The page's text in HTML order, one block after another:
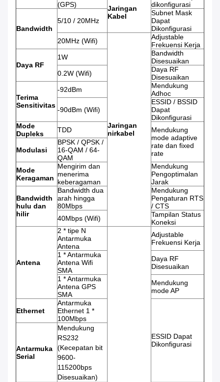
(GPS)
Jaringan
Kabel
dikonfigurasi
Bandwidth
5/10 / 20MHz
Subnet Mask
Dapat
Dikonfigurasi
20MHz (Wifi)
Jaringan
nirkabel
Adjustable
Frekuensi Kerja
Daya RF
1W
Bandwidth
Disesuaikan
0.2W (Wifi)
Daya RF
Disesuaikan
Terima
Sensitivitas
-92dBm
Mendukung
Adhoc
-90dBm (Wifi)
ESSID / BSSID
Dapat
Dikonfigurasi
Mode
Dupleks
TDD
Mendukung
mode adaptive
rate dan fixed
rate
Modulasi
BPSK / QPSK /
16-QAM / 64-
QAM
Mode
Keragaman
Mengirim dan
menerima
keberagaman
Mendukung
Pengoptimalan
Jarak
Bandwidth
hulu dan
hilir
Bandwidth dua
arah hingga
80Mbps
Mendukung
Pengaturan RTS
/ CTS
40Mbps (Wifi)
Tampilan Status
Koneksi
Antena
2 * tipe N
Antarmuka
Antena
Adjustable
Frekuensi Kerja
1 * Antarmuka
Antena Wifi
SMA
Daya RF
Disesuaikan
1 * Antarmuka
Antena GPS
SMA
Mendukung
mode AP
Ethernet
Antarmuka
Ethernet 1 *
100Mbps
ESSID Dapat
Dikonfigurasi
Antarmuka
Serial
Mendukung
RS232
(Kecepatan bit
9600-
115200bps
Disesuaikan)